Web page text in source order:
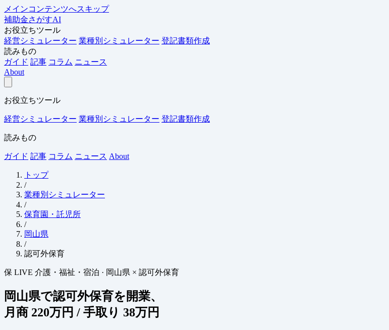
メインコンテンツへスキップ
補助金さがすAI
お役立ちツール
経営シミュレーター 業種別シミュレーター 登記書類作成
読みもの
ガイド 記事 コラム ニュース
About
お役立ちツール
経営シミュレーター 業種別シミュレーター 登記書類作成
読みもの
ガイド 記事 コラム ニュース About
トップ
/
業種別シミュレーター
/
保育園・託児所
/
岡山県
/
認可外保育
保 LIVE 介護・福祉・宿泊 · 岡山県 × 認可外保育
岡山県で認可外保育を開業、
月商 220万円 / 手取り 38万円